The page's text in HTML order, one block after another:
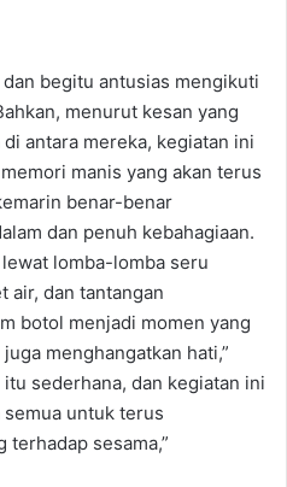
begitu antusias mengikuti
menurut kesan yang
antara mereka, kegiatan ini
manis yang akan terus
benar-benar
dan penuh kebahagiaan.
lomba-lomba seru
air, dan tantangan
botol menjadi momen yang
menghangatkan hati,”
itu sederhana, dan kegiatan ini
untuk terus
terhadap sesama,”